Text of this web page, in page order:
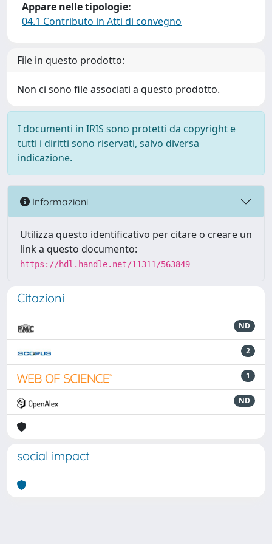
Appare nelle tipologie:
04.1 Contributo in Atti di convegno
File in questo prodotto:
Non ci sono file associati a questo prodotto.
I documenti in IRIS sono protetti da copyright e
tutti i diritti sono riservati, salvo diversa
indicazione.
Informazioni
Utilizza questo identificativo per citare o creare un
link a questo documento:
https://hdl.handle.net/11311/563849
Citazioni
ND
2
1
ND
social impact